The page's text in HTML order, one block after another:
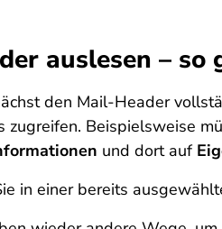
auslesen – so
den Mail-Header
zugreifen. Beispielsweise
und dort auf
in einer bereits